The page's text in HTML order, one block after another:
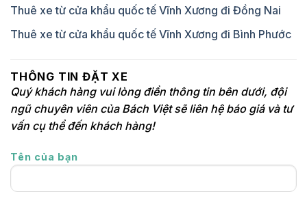
Thuê xe từ cửa khẩu quốc tế Vĩnh Xương đi Đồng Nai
Thuê xe từ cửa khẩu quốc tế Vĩnh Xương đi Bình Phước
THÔNG TIN ĐẶT XE
Quý khách hàng vui lòng điền thông tin bên dưới, đội
ngũ chuyên viên của Bách Việt sẽ liên hệ báo giá và tư
vấn cụ thể đến khách hàng!
Tên của bạn